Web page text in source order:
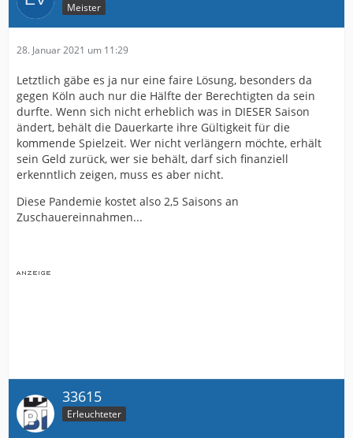
Meister
28. Januar 2021 um 11:29
Letztlich gäbe es ja nur eine faire Lösung, besonders da
gegen Köln auch nur die Hälfte der Berechtigten da sein
durfte. Wenn sich nicht erheblich was in DIESER Saison
ändert, behält die Dauerkarte ihre Gültigkeit für die
kommende Spielzeit. Wer nicht verlängern möchte, erhält
sein Geld zurück, wer sie behält, darf sich finanziell
erkenntlich zeigen, muss es aber nicht.
Diese Pandemie kostet also 2,5 Saisons an
Zuschauereinnahmen...
33615
Erleuchteter